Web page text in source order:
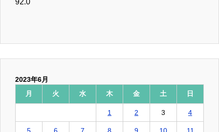
92.0
2023年6月
月
火 水 木 金 土 日
1 2 3 4